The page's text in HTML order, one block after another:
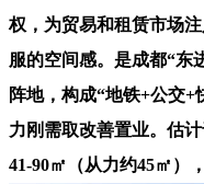
权，为贸易和租赁市场
服的空间感。是成都“东
阵地，构成“地铁+公交
力刚需取改善置业。估
41-90㎡（从力约45㎡），